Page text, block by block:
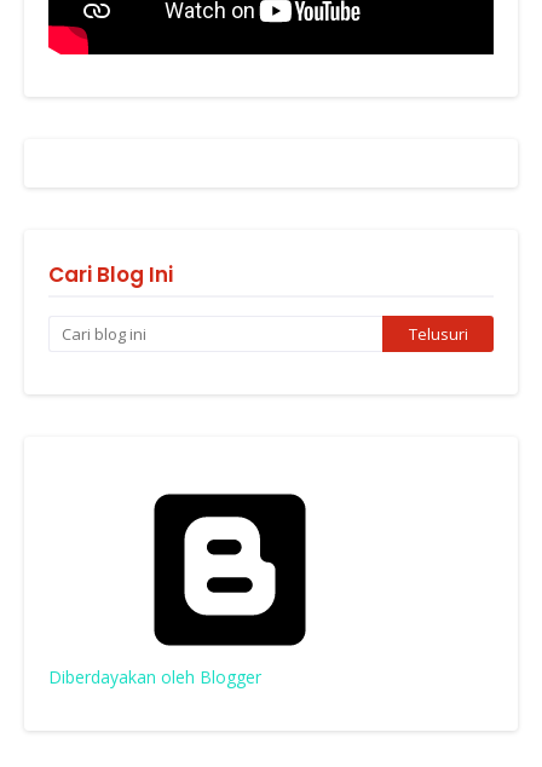
Cari Blog Ini
Diberdayakan oleh Blogger